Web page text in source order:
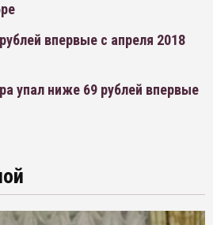
впервые с апреля 2018
упал ниже 69 рублей впервые